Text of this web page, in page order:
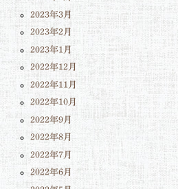
2023年3月
2023年2月
2023年1月
2022年12月
2022年11月
2022年10月
2022年9月
2022年8月
2022年7月
2022年6月